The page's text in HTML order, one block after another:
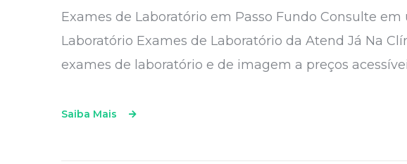
Exames de Laboratório em Passo Fundo Consulte
Laboratório Exames de Laboratório da Atend Já Na
exames de laboratório e de imagem a preços
Saiba Mais